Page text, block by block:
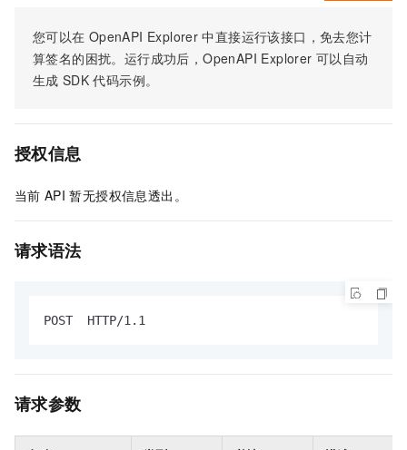
您可以在 OpenAPI Explorer 中直接运行该接口，免去您计
算签名的困扰。运行成功后，OpenAPI Explorer 可以自动
生成 SDK 代码示例。
授权信息
当前 API 暂无授权信息透出。
请求语法
POST  HTTP/1.1
请求参数